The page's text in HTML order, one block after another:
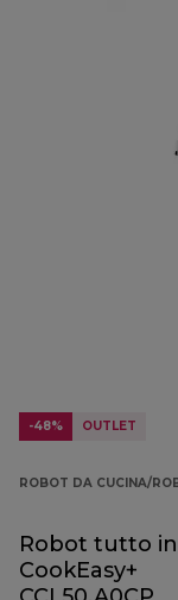
-48% OUTLET
ROBOT DA CUCINA/
Robot tutto
CookEasy+